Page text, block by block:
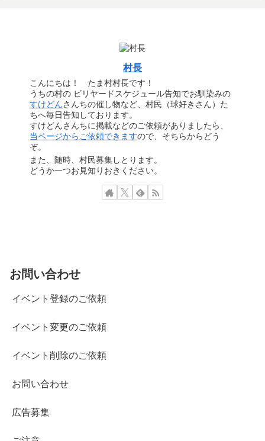
村長
こんにちは！ たま村村長です！
うちの村の ビリヤードスケジュール告知でお馴染みの
すけどんさんちの催し物など、村民（球好きさん）た
ちへ毎日告知しております。
すけどんさんちに掲載などのご依頼がありましたら、
当ページからご依頼できますので、そちらからどう
ぞ。
また、随時、村民募集しとります。
どうか一つお見知りおきください。
お問い合わせ
イベント登録のご依頼
イベント変更のご依頼
イベント削除のご依頼
お問い合わせ
広告募集